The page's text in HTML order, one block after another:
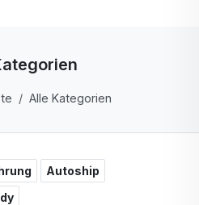
Alle Kategorien
Autoship